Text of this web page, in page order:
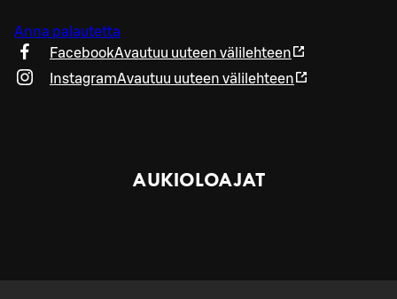
Anna palautetta
FacebookAvautuu uuteen välilehteen
InstagramAvautuu uuteen välilehteen
AUKIOLOAJAT